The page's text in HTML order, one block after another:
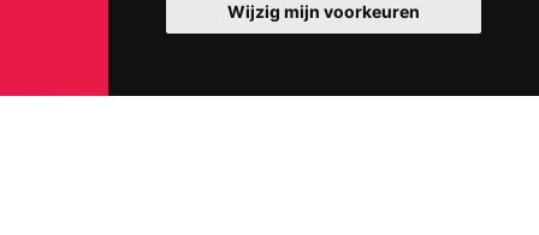
Wijzig mijn voorkeuren